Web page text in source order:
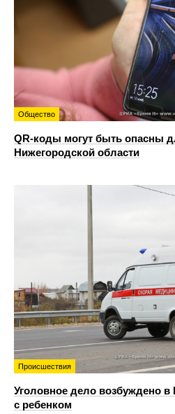
Общество
QR-коды могут быть опасны
Нижегородской области
Происшествия
Уголовное дело возбуждено
с ребенком